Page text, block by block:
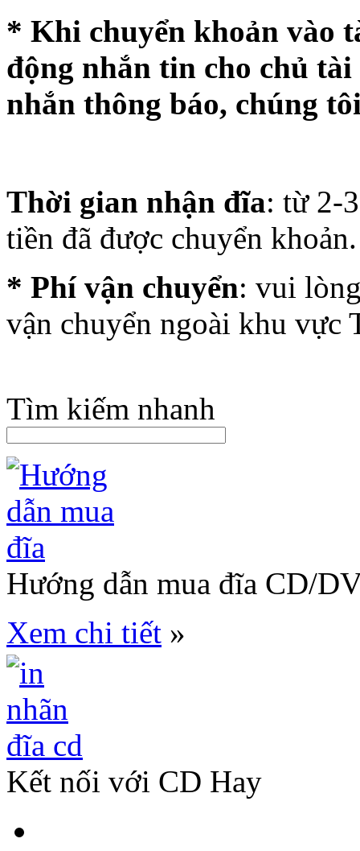
* Khi chuyển khoản vào
động nhắn tin cho chủ
nhắn thông báo, chúng
Thời gian nhận đĩa: từ 2-
tiền đã được chuyển khoản.
* Phí vận chuyển: vui
vận chuyển ngoài khu vực
Tìm kiếm nhanh
Hướng dẫn mua đĩa CD/
Xem chi tiết »
Kết nối với CD Hay